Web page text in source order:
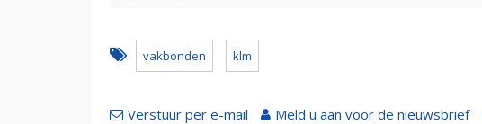
vakbonden klm
Verstuur per e-mail Meld u aan voor de nieuwsbrief